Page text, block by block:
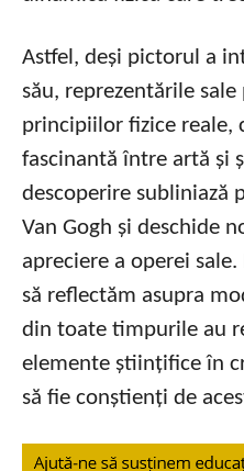
Astfel, deși pictorul a
său, reprezentările
principiilor fizice reale,
fascinantă între artă și
descoperire subliniază
Van Gogh și deschide
apreciere a operei
să reflectăm asupra
din toate timpurile au
elemente științifice în
să fie conștienți de